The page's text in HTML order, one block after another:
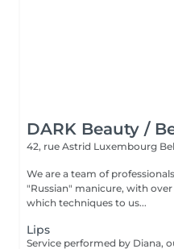
DARK Beauty /
42, rue Astrid Luxembourg
We are a team of
"Russian" manicure, with over 10
which techniques to us...
Lips